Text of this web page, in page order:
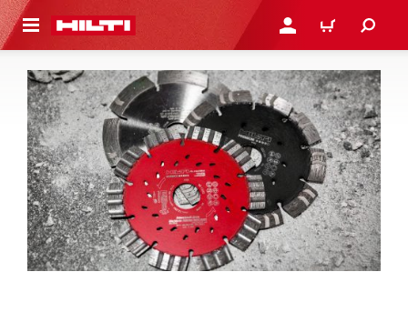
TURINIO PRISIJUNGTI ARBA
PIRKINIŲ